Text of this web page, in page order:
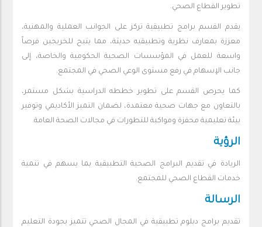
تطوير القطاع الصحي.
يقدم القسم برامج تطبيقية تركز على الجوانب العملية والمهنية،
معززة بمعارف نظرية وتطبيقيه حديثة، مما يتيح للخريجين فرصاً
واسعة للعمل في المؤسسات الصحية الحكومية والخاصة، إلى
جانب الإسهام في رفع مستوى الوعي الصحي في المجتمع.
كما يحرص القسم على تطوير خططه الدراسية بشكل مستمر،
بالتعاون مع جهات صحية معتمدة، لضمان التميز الأكاديمي وتوفير
بيئة تعليمية محفزة ومواكبة للتطورات في مجالات الصحة العامة.
الرؤية
الريادة في تقديم البرامج الصحية التطبيقية بما يسهم في تنمية
خدمات القطاع الصحي للمجتمع.
الرسالة
تقديم برامج دبلوم تطبيقية في المجال الصحي تتميز بجودة التعليم